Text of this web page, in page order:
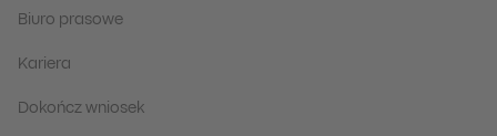
Biuro prasowe
Kariera
Dokończ wniosek